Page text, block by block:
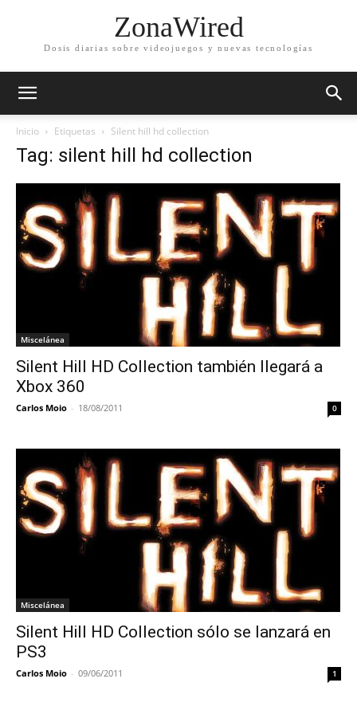
ZonaWired
Dosis diarias sobre videojuegos y nuevas tecnologías
Inicio Etiquetas Silent hill hd collection
Tag: silent hill hd collection
Miscelánea
Silent Hill HD Collection también llegará a
Xbox 360
Carlos Moio - 18/08/2011 0
Miscelánea
Silent Hill HD Collection sólo se lanzará en
PS3
Carlos Moio - 09/06/2011 1